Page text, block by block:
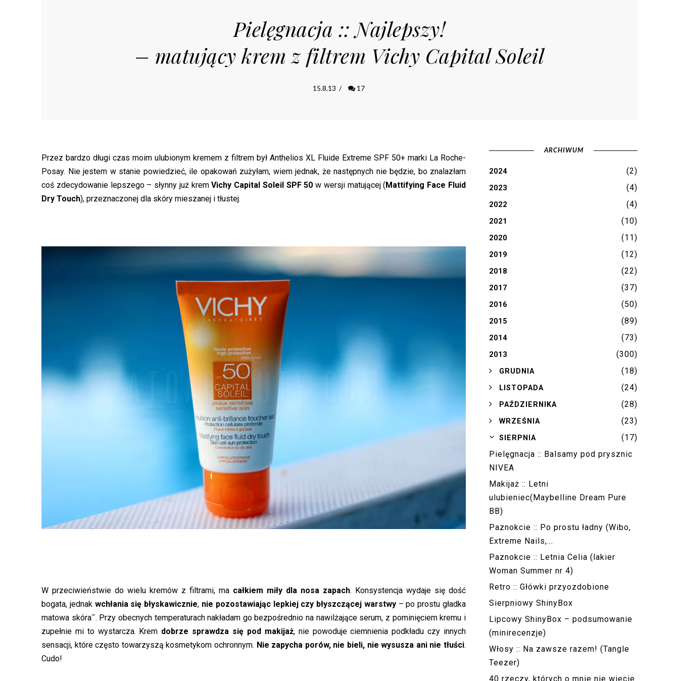
Pielęgnacja :: Najlepszy!
– matujący krem z filtrem Vichy Capital Soleil
15.8.13 / 17
Przez bardzo długi czas moim ulubionym kremem z filtrem był Anthelios XL Fluide Extreme SPF 50+ marki La Roche-
Posay. Nie jestem w stanie powiedzieć, ile opakowań zużyłam, wiem jednak, że następnych nie będzie, bo znalazłam
coś zdecydowanie lepszego – słynny już kremVichy Capital Soleil SPF 50 w wersji matującej (Mattifying Face Fluid
Dry Touch), przeznaczonej dla skóry mieszanej i tłustej.
W przeciwieństwie do wielu kremów z filtrami, ma całkiem miły dla nosa zapach. Konsystencja wydaje się dość
bogata, jednak wchłania się błyskawicznie, nie pozostawiając lepkiej czy błyszczącej warstwy – po prostu gładka
matowa skóra˜. Przy obecnych temperaturach nakładam go bezpośrednio na nawilżające serum, z pominięciem kremu i
zupełnie mi to wystarcza. Krem dobrze sprawdza się pod makijaż, nie powoduje ciemnienia podkładu czy innych
sensacji, które często towarzyszą kosmetykom ochronnym. Nie zapycha porów, nie bieli, nie wysusza ani nie tłuści.
Cudo!
ARCHIWUM
2024 (2)
2023 (4)
2022 (4)
2021 (10)
2020 (11)
2019 (12)
2018 (22)
2017 (37)
2016 (50)
2015 (89)
2014 (73)
2013 (300)
►GRUDNIA (18)
►LISTOPADA (24)
►PAŹDZIERNIKA (28)
►WRZEŚNIA (23)
▼SIERPNIA
(17)
Pielęgnacja :: Balsamy pod prysznic
NIVEA
Makijaż :: Letni
ulubieniec(Maybelline Dream Pure
BB)
Paznokcie :: Po prostu ładny (Wibo,
Extreme Nails,...
Paznokcie :: Letnia Celia (lakier
Woman Summer nr 4)
Retro :: Główki przyozdobione
Sierpniowy ShinyBox
Lipcowy ShinyBox – podsumowanie
(minirecenzje)
Włosy :: Na zawsze razem! (Tangle
Teezer)
40 rzeczy, których o mnie nie wiecie